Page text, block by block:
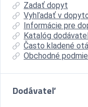
Zadať dopyt
Vyhľadať v
Informácie pre
Katalóg
Často kladené
Obchodné
Dodávateľ